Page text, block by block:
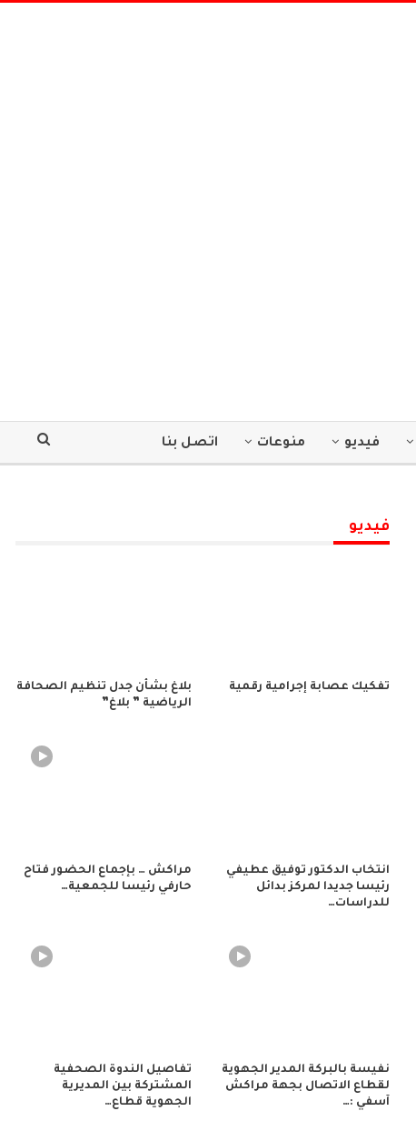
فيديو منوعات اتصل بنا
فيديو
تفكيك عصابة إجرامية رقمية
بلاغ بشأن جدل تنظيم الصحافة
الرياضية ” بلاغ”
انتخاب الدكتور توفيق عطيفي
رئيسا جديدا لمركز بدائل
للدراسات…
مراكش … بإجماع الحضور فتاح
حارفي رئيسا للجمعية…
نفيسة بالبركة المدير الجهوية
لقطاع الاتصال بجهة مراكش
آسفي :…
تفاصيل الندوة الصحفية
المشتركة بين المديرية
الجهوية قطاع…